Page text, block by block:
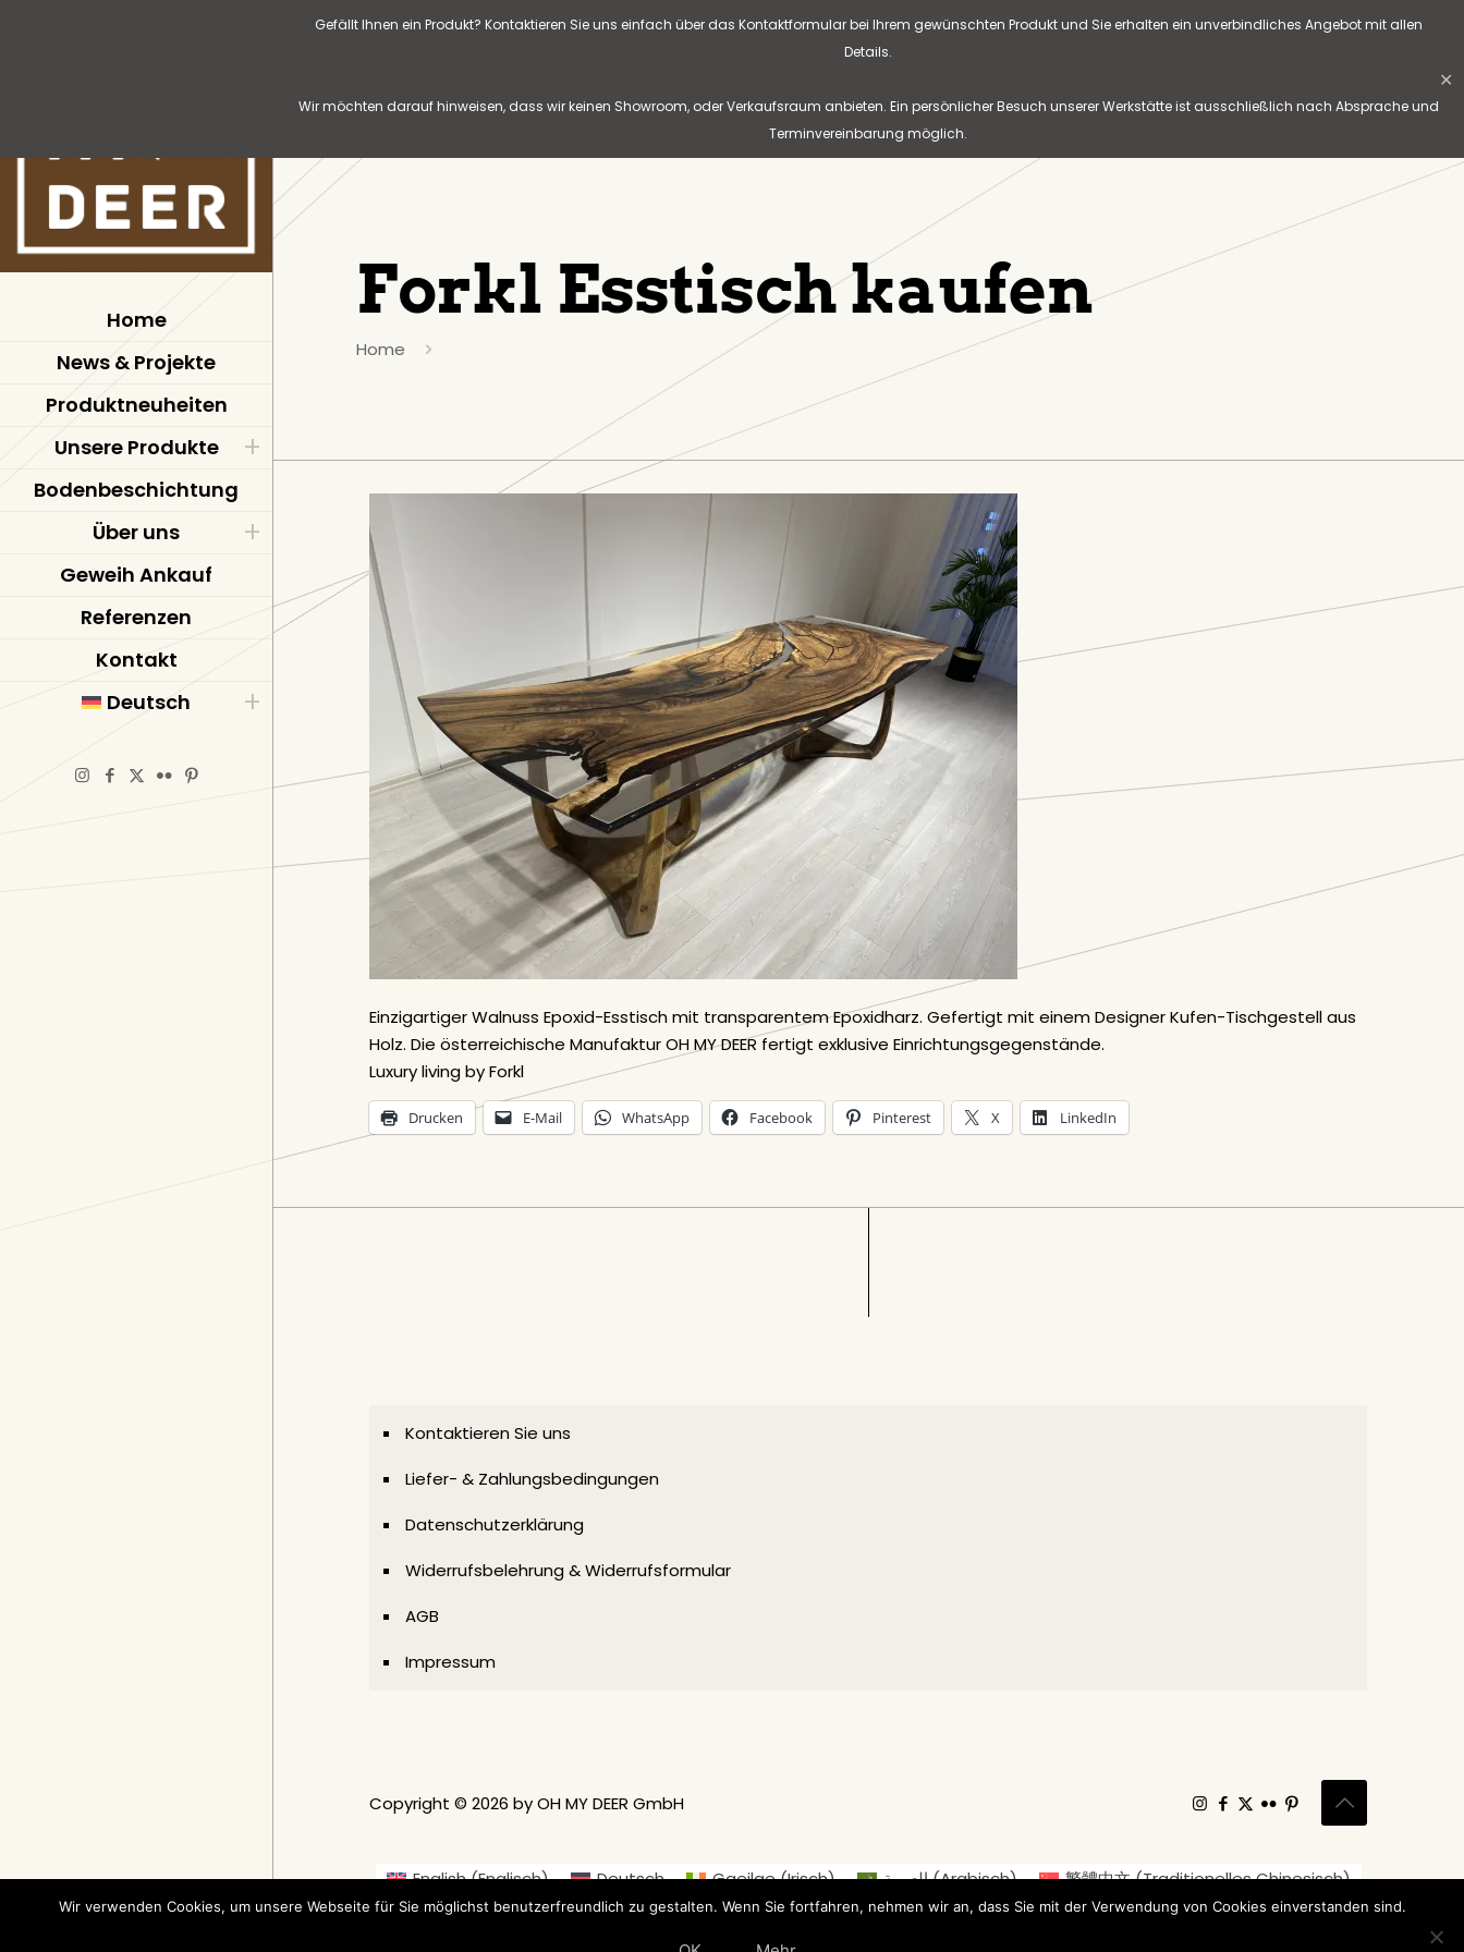
Gefällt Ihnen ein Produkt? Kontaktieren Sie uns einfach über das Kontaktformular bei Ihrem gewünschten Produkt und Sie erhalten ein unverbindliches Angebot mit allen
Details.
Wir möchten darauf hinweisen, dass wir keinen Showroom, oder Verkaufsraum anbieten. Ein persönlicher Besuch unserer Werkstätte ist ausschließlich nach Absprache und
Terminvereinbarung möglich.
✕
Home
News & Projekte
Produktneuheiten
Unsere Produkte
Bodenbeschichtung
Über uns
Geweih Ankauf
Referenzen
Kontakt
Deutsch
Forkl Esstisch kaufen
Home
Einzigartiger Walnuss Epoxid-Esstisch mit transparentem Epoxidharz. Gefertigt mit einem Designer Kufen-Tischgestell aus
Holz. Die österreichische Manufaktur OH MY DEER fertigt exklusive Einrichtungsgegenstände.
Luxury living by Forkl
Drucken E-Mail WhatsApp Facebook Pinterest X LinkedIn
Kontaktieren Sie uns
Liefer- & Zahlungsbedingungen
Datenschutzerklärung
Widerrufsbelehrung & Widerrufsformular
AGB
Impressum
Copyright © 2026 by OH MY DEER GmbH
English(Englisch) Deutsch Gaeilge(Irisch) العربية(Arabisch) 繁體中文(Traditionelles Chinesisch)
Nederlands(Niederländisch) Suomi(Finnisch ) Français(Französisch) Italiano(Italienisch) 日本語(Japanisch)
Wir verwenden Cookies, um unsere Webseite für Sie möglichst benutzerfreundlich zu gestalten. Wenn Sie fortfahren, nehmen wir an, dass Sie mit der Verwendung von Cookies einverstanden sind.